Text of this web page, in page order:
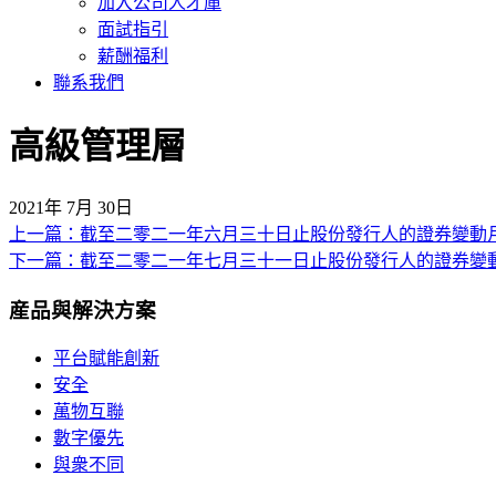
面試指引
薪酬福利
聯系我們
高級管理層
2021年 7月 30日
文
章
導
上一篇：截至二零二一年六月三十日止股份發行人的證券變動
下一篇：截至二零二一年七月三十一日止股份發行人的證券變
産品與解決方案
平台賦能創新
安全
萬物互聯
數字優先
與衆不同